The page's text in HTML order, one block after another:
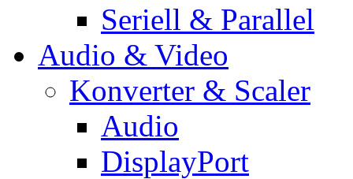
Seriell & Parallel
Audio & Video
Konverter & Scaler
Audio
DisplayPort